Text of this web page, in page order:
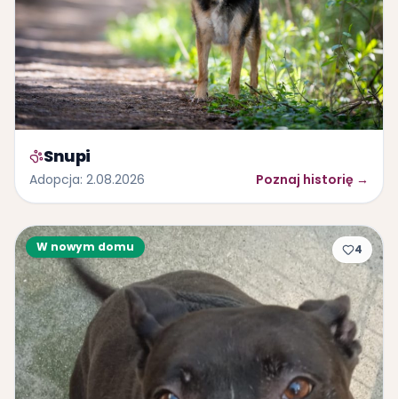
Snupi
Adopcja: 2.08.2026 Poznaj historię →
W nowym domu 4